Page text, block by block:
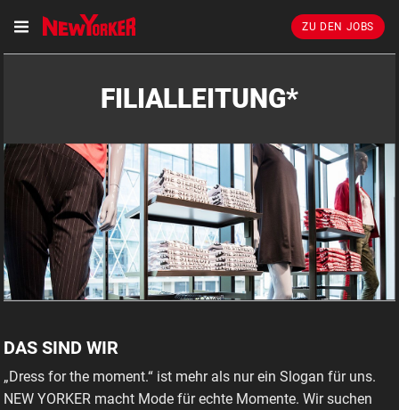
ZU DEN JOBS
FILIALLEITUNG*
DAS SIND WIR
„Dress for the moment.“ ist mehr als nur ein Slogan für uns.
NEW YORKER macht Mode für echte Momente. Wir suchen